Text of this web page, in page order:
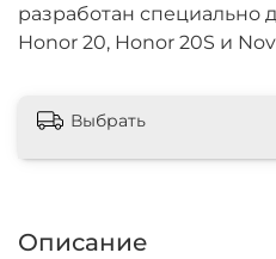
разработан специально
Honor 20, Honor 20S и
Выбрать
Описание